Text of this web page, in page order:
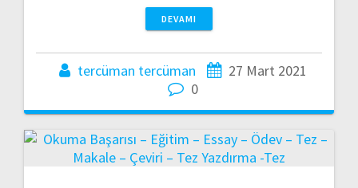
DEVAMI
tercüman tercüman
27 Mart 2021
0